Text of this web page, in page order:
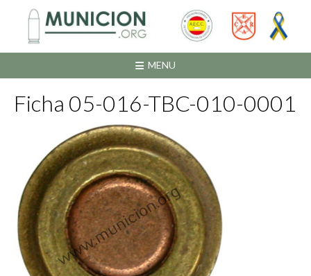
contenido
MENU
Ficha 05-016-TBC-010-0001